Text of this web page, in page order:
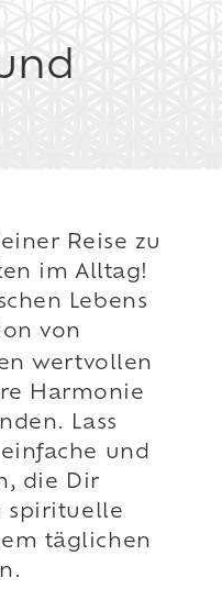
Reise zu
im Alltag!
Lebens
von
wertvollen
Harmonie
Lass
und
die Dir
spirituelle
täglichen